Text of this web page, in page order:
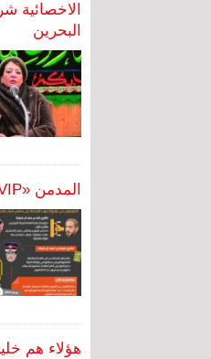
الاخصائية
البحرين
المدمن «VIP»: الشيخ خالد بن حمد آل خليفة وزمرة اللاريكا (2 - 2)
هؤلاء هم